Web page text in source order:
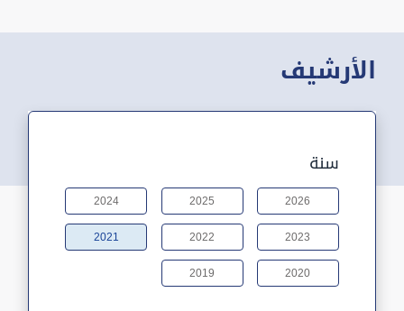
الأرشيف
سنة
2026
2025
2024
2023
2022
2021
2020
2019